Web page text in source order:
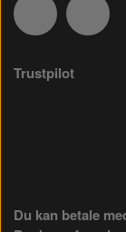
Trustpilot
Du kan betale